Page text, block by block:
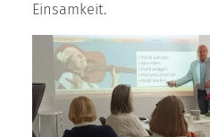
Einsamkeit.